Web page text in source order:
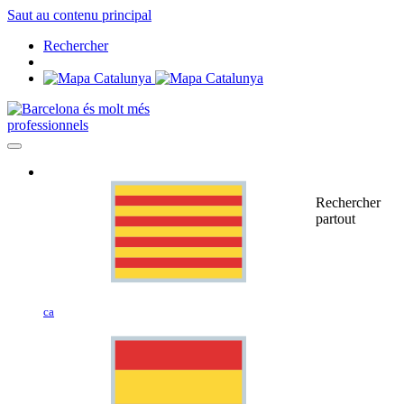
Saut au contenu principal
Rechercher
professionnels
ca
Rechercher
partout